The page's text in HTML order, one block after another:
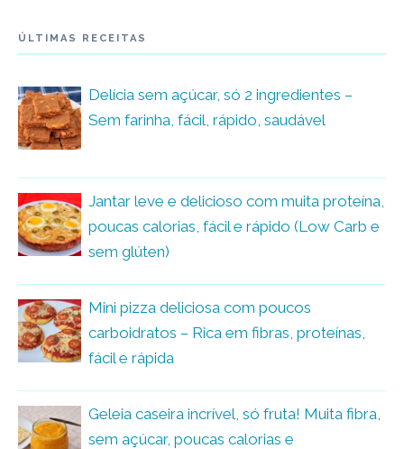
ÚLTIMAS RECEITAS
Delícia sem açúcar, só 2 ingredientes –
Sem farinha, fácil, rápido, saudável
Jantar leve e delicioso com muita proteína,
poucas calorias, fácil e rápido (Low Carb e
sem glúten)
Mini pizza deliciosa com poucos
carboidratos – Rica em fibras, proteínas,
fácil e rápida
Geleia caseira incrível, só fruta! Muita fibra,
sem açúcar, poucas calorias e